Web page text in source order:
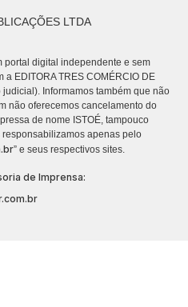
LTDA
portal digital independente e sem
EDITORA TRES COMÉRCIO DE
judicial). Informamos também que não
não oferecemos cancelamento do
de nome ISTOÉ, tampouco
apenas pelo
” e seus respectivos sites.
de Imprensa: